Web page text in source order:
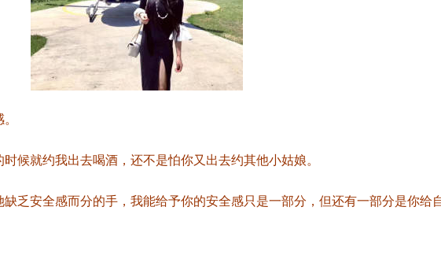
候就约我出去喝酒，还不是怕你又出去约其他小姑娘。
乏安全感而分的手，我能给予你的安全感只是一部分，但还有一部分是你给